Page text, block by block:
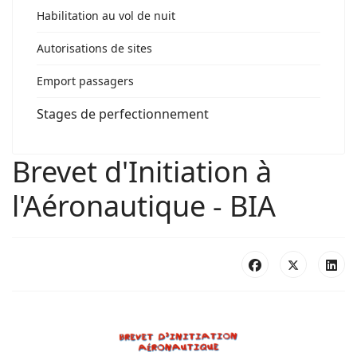
Habilitation au vol de nuit
Autorisations de sites
Emport passagers
Stages de perfectionnement
Brevet d'Initiation à
l'Aéronautique - BIA